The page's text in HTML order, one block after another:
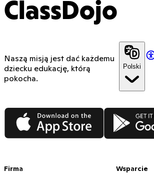
ClassDojo
Naszą misją jest dać każdemu
dziecku edukację, którą
pokocha.
Polski
App Store Google Play
Firma Wsparcie